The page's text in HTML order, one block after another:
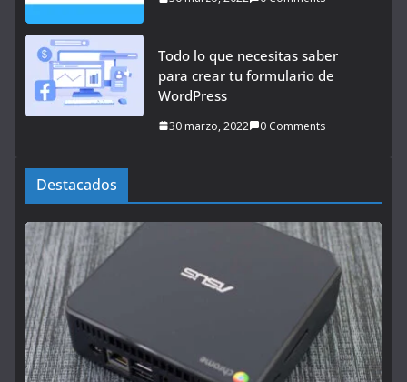
Todo lo que necesitas saber
para crear tu formulario de
WordPress
30 marzo, 2022 0 Comments
Destacados